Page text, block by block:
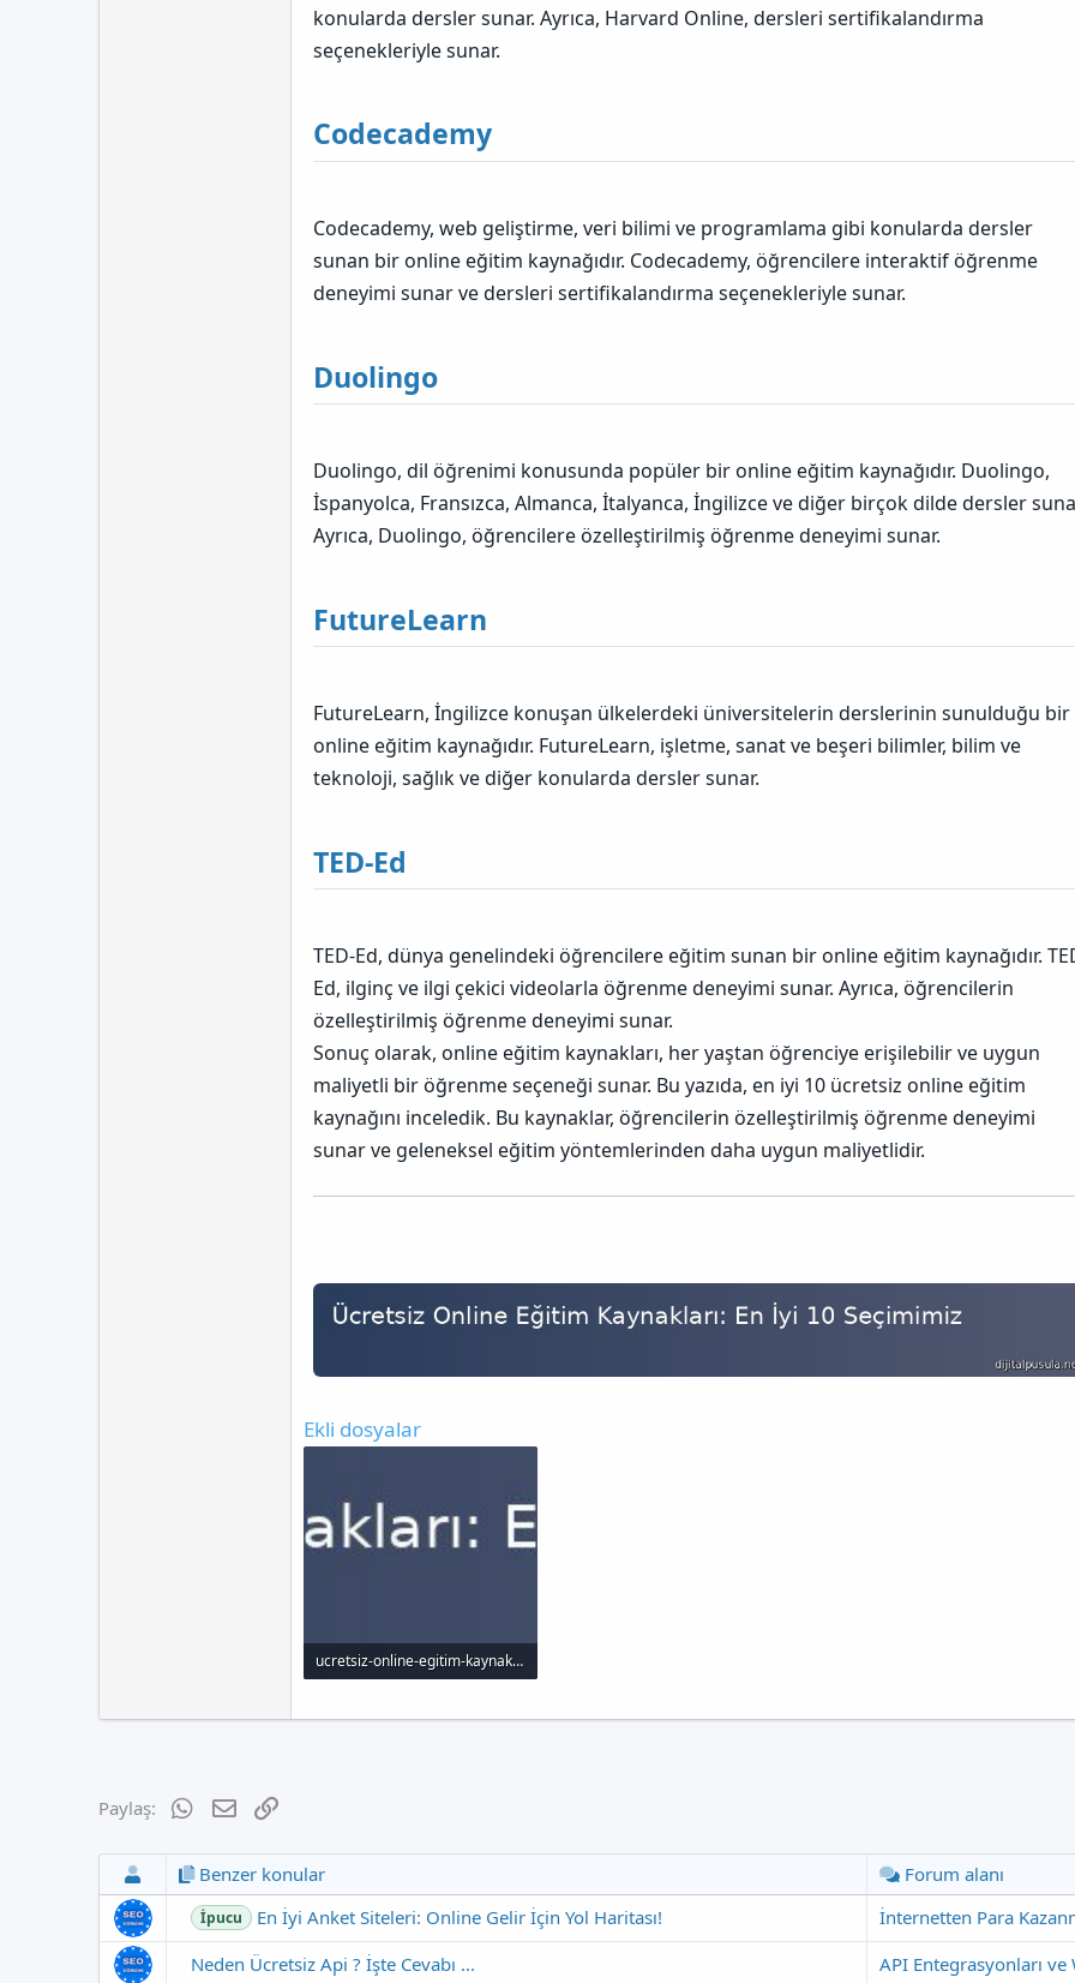
konularda dersler sunar. Ayrıca, Harvard Online, dersleri sertifikalandırma
seçenekleriyle sunar.
Codecademy
Codecademy, web geliştirme, veri bilimi ve programlama gibi konularda dersler
sunan bir online eğitim kaynağıdır. Codecademy, öğrencilere interaktif öğrenme
deneyimi sunar ve dersleri sertifikalandırma seçenekleriyle sunar.
Duolingo
Duolingo, dil öğrenimi konusunda popüler bir online eğitim kaynağıdır. Duolingo,
İspanyolca, Fransızca, Almanca, İtalyanca, İngilizce ve diğer birçok dilde dersler
Ayrıca, Duolingo, öğrencilere özelleştirilmiş öğrenme deneyimi sunar.
FutureLearn
FutureLearn, İngilizce konuşan ülkelerdeki üniversitelerin derslerinin sunulduğu bir
online eğitim kaynağıdır. FutureLearn, işletme, sanat ve beşeri bilimler, bilim ve
teknoloji, sağlık ve diğer konularda dersler sunar.
TED-Ed
TED-Ed, dünya genelindeki öğrencilere eğitim sunan bir online eğitim kaynağıdır.
Ed, ilginç ve ilgi çekici videolarla öğrenme deneyimi sunar. Ayrıca, öğrencilerin
özelleştirilmiş öğrenme deneyimi sunar.
Sonuç olarak, online eğitim kaynakları, her yaştan öğrenciye erişilebilir ve uygun
maliyetli bir öğrenme seçeneği sunar. Bu yazıda, en iyi 10 ücretsiz online eğitim
kaynağını inceledik. Bu kaynaklar, öğrencilerin özelleştirilmiş öğrenme deneyimi
sunar ve geleneksel eğitim yöntemlerinden daha uygun maliyetlidir.
Ekli dosyalar
ucretsiz-online-egitim-kaynaklar-en-iyi-10-secimimiz_1000x120.jpg
Paylaş: WhatsApp
E-posta
Benzer konular Forum alanı
İpucu En İyi Anket Siteleri: Online Gelir İçin Yol Haritası!
İnternetten Para
Neden Ücretsiz Api ? İşte Cevabı ...
API Entegrasyonları ve